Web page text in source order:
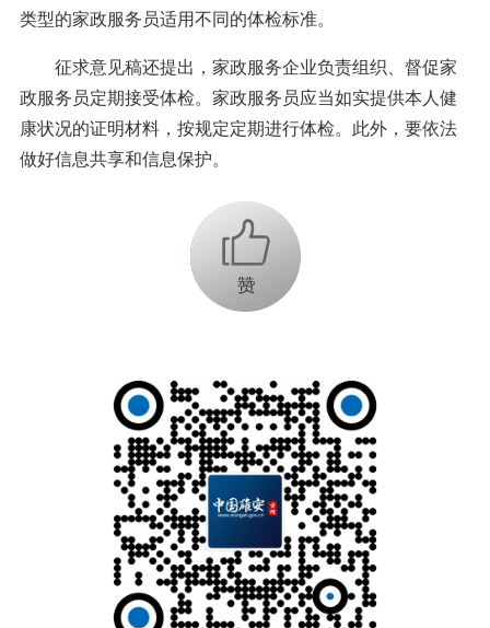
类型的家政服务员适用不同的体检标准。
征求意见稿还提出，家政服务企业负责组织、督促家
政服务员定期接受体检。家政服务员应当如实提供本人健
康状况的证明材料，按规定定期进行体检。此外，要依法
做好信息共享和信息保护。
+1